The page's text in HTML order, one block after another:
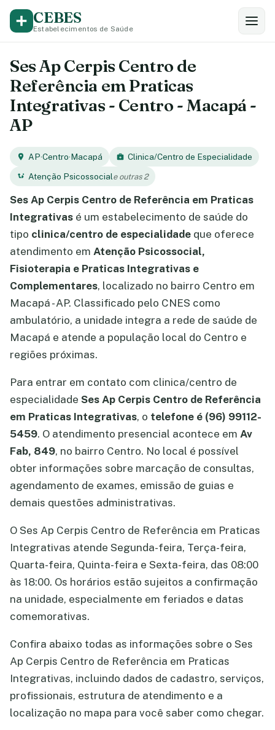
CEBES
Estabelecimentos de Saúde
Ses Ap Cerpis Centro de
Referência em Praticas
Integrativas - Centro - Macapá -
AP
AP·Centro·Macapá
Clinica/Centro de Especialidade
Atenção Psicossociale outras 2
Ses Ap Cerpis Centro de Referência em Praticas
Integrativas é um estabelecimento de saúde do
tipo clinica/centro de especialidade que oferece
atendimento em Atenção Psicossocial,
Fisioterapia e Praticas Integrativas e
Complementares, localizado no bairro Centro em
Macapá - AP. Classificado pelo CNES como
ambulatório, a unidade integra a rede de saúde de
Macapá e atende a população local do Centro e
regiões próximas.
Para entrar em contato com clinica/centro de
especialidade Ses Ap Cerpis Centro de Referência
em Praticas Integrativas, o telefone é (96) 99112-
5459. O atendimento presencial acontece em Av
Fab, 849, no bairro Centro. No local é possível
obter informações sobre marcação de consultas,
agendamento de exames, emissão de guias e
demais questões administrativas.
O Ses Ap Cerpis Centro de Referência em Praticas
Integrativas atende Segunda-feira, Terça-feira,
Quarta-feira, Quinta-feira e Sexta-feira, das 08:00
às 18:00. Os horários estão sujeitos a confirmação
na unidade, especialmente em feriados e datas
comemorativas.
Confira abaixo todas as informações sobre o Ses
Ap Cerpis Centro de Referência em Praticas
Integrativas, incluindo dados de cadastro, serviços,
profissionais, estrutura de atendimento e a
localização no mapa para você saber como chegar.